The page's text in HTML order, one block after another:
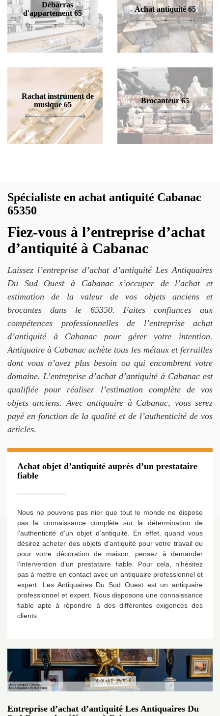
Débarras
d'appartement 65
Achat antiquité 65
Rachat instrument de
musique 65
Brocanteur 65
Spécialiste en achat antiquité Cabanac
65350
Fiez-vous à l’entreprise d’achat
d’antiquité à Cabanac
Laissez l’entreprise d’achat d’antiquité Les Antiquaires
Du Sud Ouest à Cabanac s’occuper de l’achat et
estimation de la valeur de vos objets anciens et
brocantes dans le 65350. Faites confiances aux
compétences professionnelles de l’entreprise achat
d’antiquité à Cabanac pour gérer votre intention.
Antiquaire à Cabanac achète tous les métaux et ferrailles
dont vous n’avez plus besoin ou qui encombrent votre
domaine. L’entreprise d’achat d’antiquité à Cabanac est
qualifiée pour réaliser l’estimation complète de vos
objets anciens. Avec antiquaire à Cabanac, vous serez
payé en fonction de la qualité et de l’authenticité de vos
articles.
Achat objet d’antiquité auprès d’un prestataire
fiable
Nous ne pouvons pas nier que tout le monde ne dispose
pas la connaissance complète sur la détermination de
l’authenticité d’un objet d’antiquité. En effet, quand vous
désirez acheter des objets d’antiquité pour votre travail ou
pour votre décoration de maison, pensez à demander
l’intervention d’un prestataire fiable. Pour cela, n’hésitez
pas à mettre en contact avec un antiquaire professionnel et
expert. Les Antiquaires Du Sud Ouest est un antiquaire
professionnel et expert. Nous disposons une connaissance
fiable apte à répondre à des différentes exigences des
clients.
Entreprise d’achat d’antiquité Les Antiquaires Du